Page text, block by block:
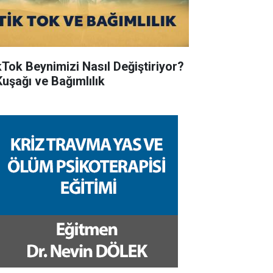
Beynimizi Nasıl Değiştiriyor?
ve Bağımlılık